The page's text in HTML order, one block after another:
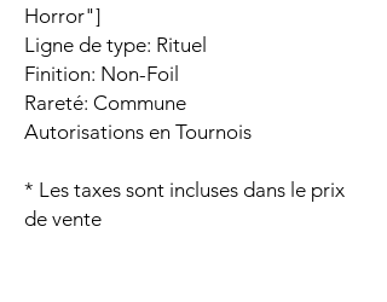
Horror"]
Ligne de type: Rituel
Finition: Non-Foil
Rareté: Commune
Autorisations en Tournois
* Les taxes sont incluses dans le prix
de vente